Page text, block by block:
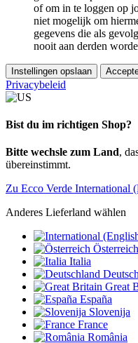
of om in te loggen op
niet mogelijk om
gegevens die als
nooit aan derden
Instellingen opslaan
Privacybeleid
Bist du im richtigen Shop?
Bitte wechsle zum Land,
übereinstimmt.
Zu Ecco Verde International
Anderes Lieferland wählen
Österreich
Italia
Great
España
Slovenija
France
România